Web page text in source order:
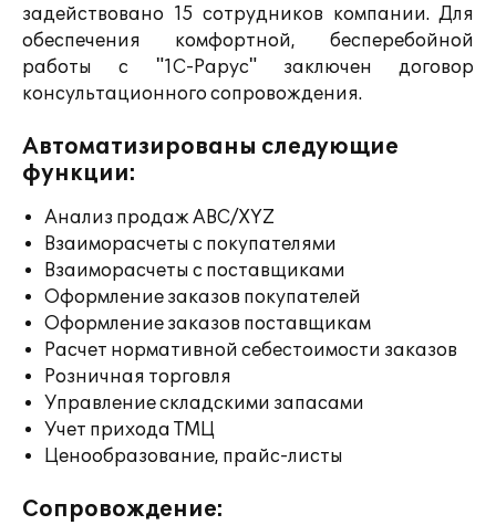
задействовано 15 сотрудников компании. Для
обеспечения комфортной, бесперебойной
работы с "1С-Рарус" заключен договор
консультационного сопровождения.
Автоматизированы следующие
функции:
Анализ продаж ABC/XYZ
Взаиморасчеты с покупателями
Взаиморасчеты с поставщиками
Оформление заказов покупателей
Оформление заказов поставщикам
Расчет нормативной себестоимости заказов
Розничная торговля
Управление складскими запасами
Учет прихода ТМЦ
Ценообразование, прайс-листы
Сопровождение: